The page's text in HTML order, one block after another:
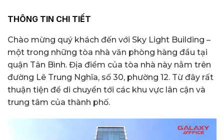
THÔNG TIN CHI TIẾT
Chào mừng quý khách đến với Sky Light Building –
một trong những tòa nhà văn phòng hàng đầu tại
quận Tân Bình. Địa điểm của tòa nhà này nằm trên
đường Lê Trung Nghĩa, số 30, phường 12. Từ đây rất
thuận tiện để di chuyển tới các khu vực lân cận và
trung tâm của thành phố.